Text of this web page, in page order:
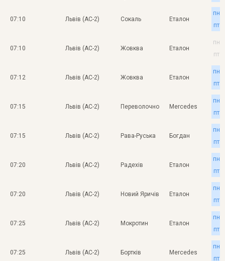
07:10 Львів (АС-2) Сокаль Еталон
пн
пт
07:10 Львів (АС-2) Жовква Еталон
пн
пт
07:12 Львів (АС-2) Жовква Еталон
пн
пт
07:15 Львів (АС-2) Переволочно Mercedes
пн
пт
07:15 Львів (АС-2) Рава-Руська Богдан
пн
пт
07:20 Львів (АС-2) Радехів Еталон
пн
пт
07:20 Львів (АС-2) Новий Яричів Еталон
пн
пт
07:25 Львів (АС-2) Мокротин Еталон
пн
пт
07:25 Львів (АС-2) Бортків Mercedes
пн
пт